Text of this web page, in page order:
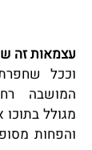
עצמאות זה
וככל
מגולל
והפחות